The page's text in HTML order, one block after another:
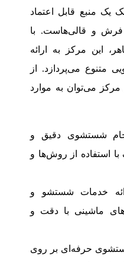
یک منبع قابل اعتماد
فرش و قالی‌هاست. با
این مرکز به ارائه
متنوع می‌پردازد. از
می‌توان به موارد
شستشوی دقیق و
استفاده از روش‌ها و
خدمات شستشو و
ماشینی با دقت و
حرفه‌ای بر روی